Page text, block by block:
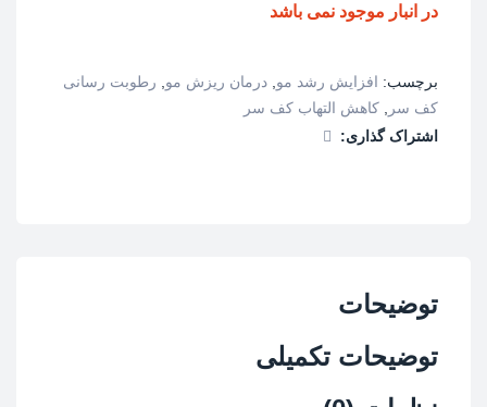
در انبار موجود نمی باشد
برچسب: افزایش رشد مو, درمان ریزش مو, رطوبت رسانی
کف سر , کاهش التهاب کف سر
اشتراک گذاری:
توضیحات
توضیحات تکمیلی